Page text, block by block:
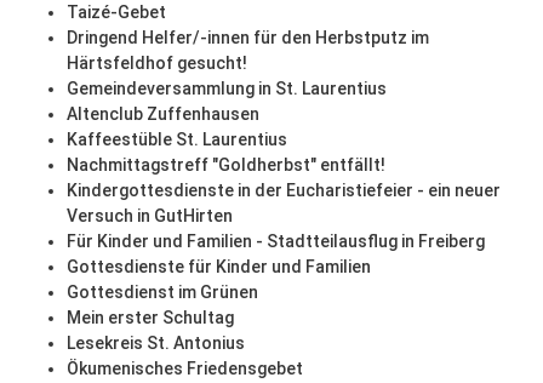
Taizé-Gebet
Dringend Helfer/-innen für den Herbstputz im
Härtsfeldhof gesucht!
Gemeindeversammlung in St. Laurentius
Altenclub Zuffenhausen
Kaffeestüble St. Laurentius
Nachmittagstreff "Goldherbst" entfällt!
Kindergottesdienste in der Eucharistiefeier - ein neuer
Versuch in GutHirten
Für Kinder und Familien - Stadtteilausflug in Freiberg
Gottesdienste für Kinder und Familien
Gottesdienst im Grünen
Mein erster Schultag
Lesekreis St. Antonius
Ökumenisches Friedensgebet